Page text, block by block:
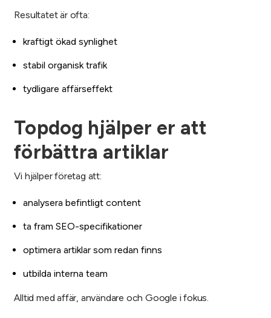
Resultatet är ofta:
kraftigt ökad synlighet
stabil organisk trafik
tydligare affärseffekt
Topdog hjälper er att
förbättra artiklar
Vi hjälper företag att:
analysera befintligt content
ta fram SEO-specifikationer
optimera artiklar som redan finns
utbilda interna team
Alltid med affär, användare och Google i fokus.